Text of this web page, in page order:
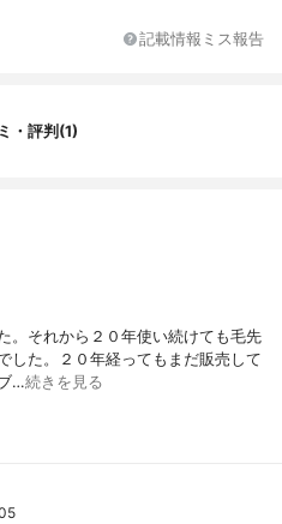
記載情報ミス報告
・評判(1)
。それから２０年使い続けても毛先
した。２０年経ってもまだ販売して
…続きを見る